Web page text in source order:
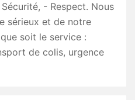
- Respect. Nous
sérieux et de notre
soit le service :
de colis, urgence